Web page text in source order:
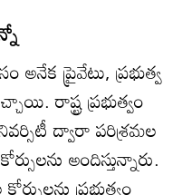
ప్రైవేటు, ప్రభుత్వ
రాష్ట్ర ప్రభుత్వం
ద్వారా పరిశ్రమల
అందిస్తున్నారు.